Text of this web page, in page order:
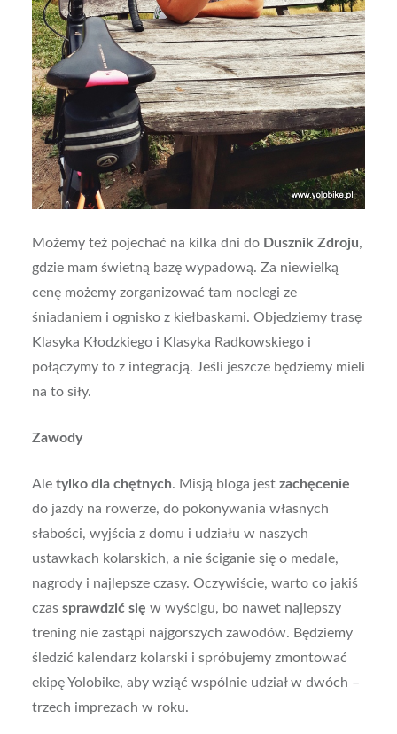
Możemy też pojechać na kilka dni do Dusznik Zdroju,
gdzie mam świetną bazę wypadową. Za niewielką
cenę możemy zorganizować tam noclegi ze
śniadaniem i ognisko z kiełbaskami. Objedziemy trasę
Klasyka Kłodzkiego i Klasyka Radkowskiego i
połączymy to z integracją. Jeśli jeszcze będziemy mieli
na to siły.
Zawody
Ale tylko dla chętnych. Misją bloga jest zachęcenie
do jazdy na rowerze, do pokonywania własnych
słabości, wyjścia z domu i udziału w naszych
ustawkach kolarskich, a nie ściganie się o medale,
nagrody i najlepsze czasy. Oczywiście, warto co jakiś
czas sprawdzić się w wyścigu, bo nawet najlepszy
trening nie zastąpi najgorszych zawodów. Będziemy
śledzić kalendarz kolarski i spróbujemy zmontować
ekipę Yolobike, aby wziąć wspólnie udział w dwóch –
trzech imprezach w roku.